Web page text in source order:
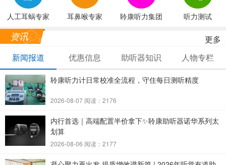
人工耳蜗专家 耳鼻喉专家 聆康听力集团 听力测试
资讯
更多
新闻报道
优惠信息 助听器知识 人物专栏
聆康听力计日常校准全流程，守住每日测听精度
2026-08-07 阅读：2176
内行首选｜高端配置半价拿下✨聆康助听器诺华系列太
划算
2026-08-06 阅读：2177